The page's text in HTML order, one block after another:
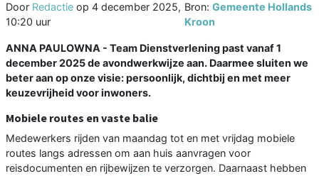
Door Redactie op 4 december 2025,
10:20 uur
Bron:Gemeente Hollands
Kroon
ANNA PAULOWNA - Team Dienstverlening past vanaf 1
december 2025 de avondwerkwijze aan. Daarmee sluiten we
beter aan op onze visie: persoonlijk, dichtbij en met meer
keuzevrijheid voor inwoners.
Mobiele routes en vaste balie
Medewerkers rijden van maandag tot en met vrijdag mobiele
routes langs adressen om aan huis aanvragen voor
reisdocumenten en rijbewijzen te verzorgen. Daarnaast hebben